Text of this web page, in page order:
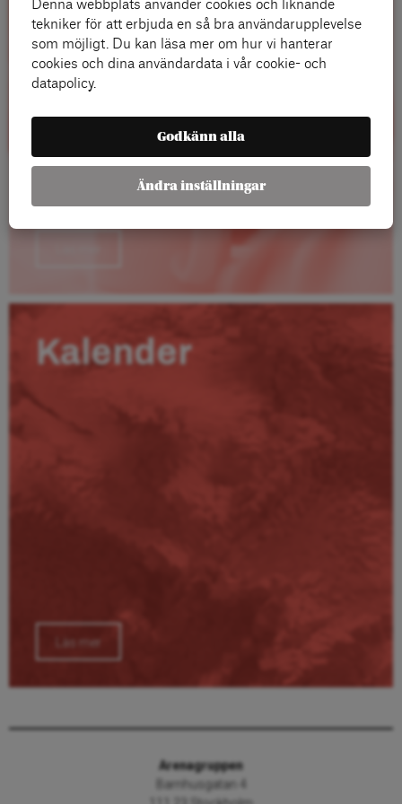
Kalender
Läs mer
Arenagruppen
Barnhusgatan 4
Denna webbplats använder cookies och liknande
tekniker för att erbjuda en så bra användarupplevelse
som möjligt. Du kan läsa mer om hur vi hanterar
cookies och dina användardata i vår cookie- och
datapolicy.
Godkänn alla
Ändra inställningar